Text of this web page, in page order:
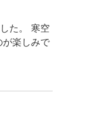
た。 寒空
楽しみで